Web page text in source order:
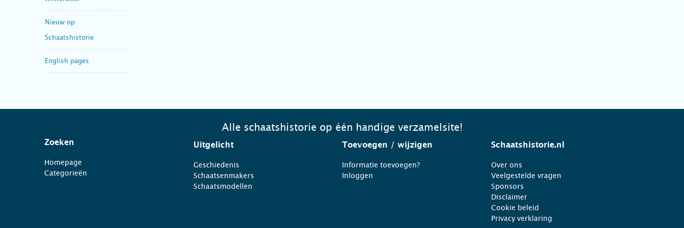
Nieuw op
Schaatshistorie
English pages
Alle schaatshistorie op één handige verzamelsite!
Zoeken
Homepage
Categorieën
Uitgelicht
Geschiedenis
Schaatsenmakers
Schaatsmodellen
Toevoegen / wijzigen
Informatie toevoegen?
Inloggen
Schaatshistorie.nl
Over ons
Veelgestelde vragen
Sponsors
Disclaimer
Cookie beleid
Privacy verklaring